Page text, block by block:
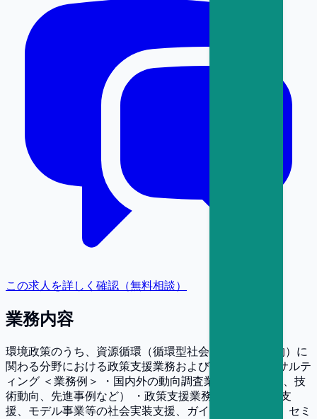
この求人を詳しく確認（無料相談）
業務内容
環境政策のうち、資源循環（循環型社会、３R・廃棄物）に
関わる分野における政策支援業務および民間企業コンサルテ
ィング ＜業務例＞ ・国内外の動向調査業務（政策動向、技
術動向、先進事例など） ・政策支援業務（検討会運営支
援、モデル事業等の社会実装支援、ガイドライン策定、セミ